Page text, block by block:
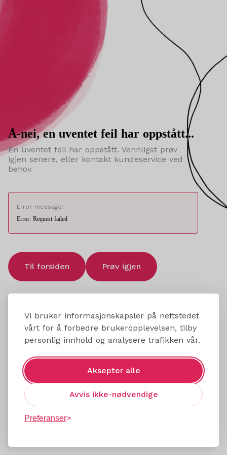
Vi bruker informasjonskapsler på nettstedet
vårt for å forbedre brukeropplevelsen, tilby
personlig innhold og analysere trafikken vår.
Aksepter alle
Avvis ikke-nødvendige
Preferanser
Å-nei, en uventet feil har oppstått...
En uventet feil har oppstått. Vennligst prøv
igjen senere, eller kontakt kundeservice ved
behov.
Error message:
Error: Request failed
Til forsiden Prøv igjen